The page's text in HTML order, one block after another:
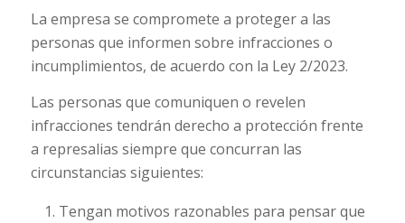
La empresa se compromete a proteger a las
personas que informen sobre infracciones o
incumplimientos, de acuerdo con la Ley 2/2023.
Las personas que comuniquen o revelen
infracciones tendrán derecho a protección frente
a represalias siempre que concurran las
circunstancias siguientes:
Tengan motivos razonables para pensar que